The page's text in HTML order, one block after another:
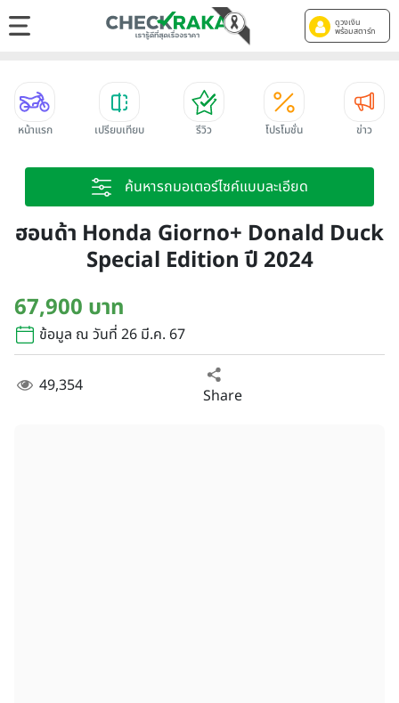
ดูวงเงิน
พร้อมสตาร์ท
หน้าแรก เปรียบเทียบ รีวิว โปรโมชั่น ข่าว
ค้นหารถมอเตอร์ไซค์แบบละเอียด
ฮอนด้า Honda Giorno+ Donald Duck
Special Edition ปี 2024
67,900 บาท
ข้อมูล ณ วันที่ 26 มี.ค. 67
49,354 Share